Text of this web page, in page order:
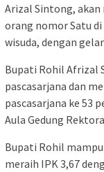
Arizal Sintong, akan
orang nomor Satu
wisuda, dengan
Bupati Rohil Afrizal
pascasarjana dan
pascasarjana ke 53
Aula Gedung
Bupati Rohil
meraih IPK 3,67